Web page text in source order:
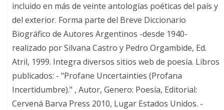
incluido en más de veinte antologías poéticas del país y
del exterior. Forma parte del Breve Diccionario
Biográfico de Autores Argentinos -desde 1940-
realizado por Silvana Castro y Pedro Orgambide, Ed.
Atril, 1999. Integra diversos sitios web de poesía. Libros
publicados: - "Profane Uncertainties (Profana
Incertidumbre)." , Autor, Genero: Poesía, Editorial:
Cervená Barva Press 2010, Lugar Estados Unidos. -